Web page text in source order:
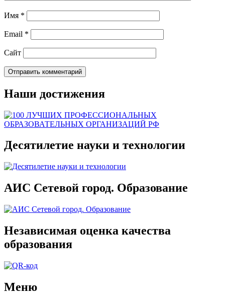
Имя *
Email *
Сайт
Наши достижения
Десятилетие науки и технологии
АИС Сетевой город. Образование
Независимая оценка качества
образования
Меню